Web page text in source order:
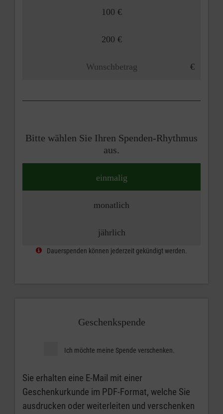
100 €
200 €
Bitte wählen Sie Ihren Spenden-Rhythmus
aus.
einmalig
monatlich
jährlich
Dauerspenden können jederzeit gekündigt werden.
Geschenkspende
Ich möchte meine Spende verschenken.
Sie erhalten eine E-Mail mit einer
Geschenkurkunde im PDF-Format, welche Sie
ausdrucken oder weiterleiten und verschenken